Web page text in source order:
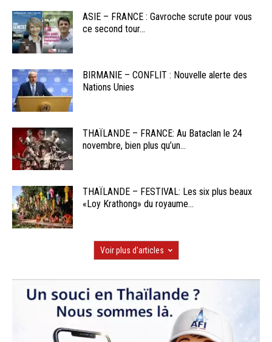
ASIE – FRANCE : Gavroche scrute pour vous
ce second tour...
BIRMANIE – CONFLIT : Nouvelle alerte des
Nations Unies
THAÏLANDE – FRANCE: Au Bataclan le 24
novembre, bien plus qu’un...
THAÏLANDE – FESTIVAL: Les six plus beaux
«Loy Krathong» du royaume...
Voir plus d'articles